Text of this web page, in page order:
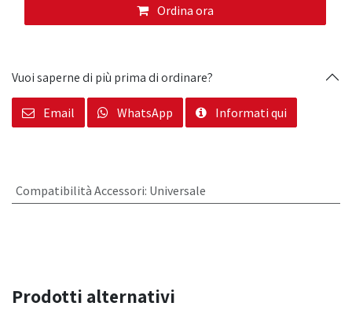
Ordina ora
Vuoi saperne di più prima di ordinare?
Email WhatsApp Informati qui
Compatibilità Accessori: Universale
Prodotti alternativi